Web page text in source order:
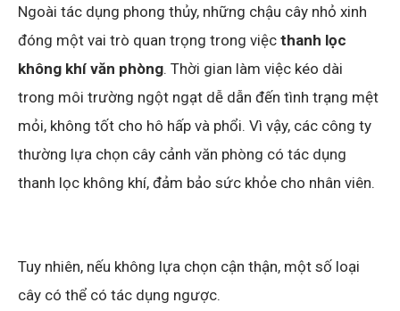
Ngoài tác dụng phong thủy, những chậu cây nhỏ xinh
đóng một vai trò quan trọng trong việc thanh lọc
không khí văn phòng. Thời gian làm việc kéo dài
trong môi trường ngột ngạt dễ dẫn đến tình trạng mệt
mỏi, không tốt cho hô hấp và phổi. Vì vậy, các công ty
thường lựa chọn cây cảnh văn phòng có tác dụng
thanh lọc không khí, đảm bảo sức khỏe cho nhân viên.
Tuy nhiên, nếu không lựa chọn cận thận, một số loại
cây có thể có tác dụng ngược.